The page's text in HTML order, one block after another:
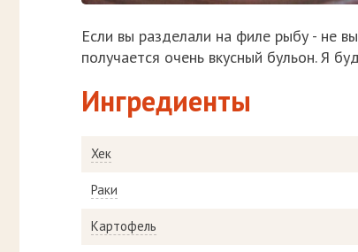
Если вы разделали на филе рыбу - не
получается очень вкусный бульон. Я
Ингредиенты
Хек
Раки
Картофель